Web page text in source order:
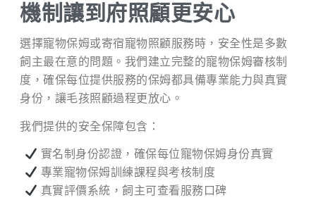
機制讓到府照顧更安心
選擇寵物保姆或寄宿寵物照顧服務時，安全性是多數
飼主最在意的問題。我們建立完整的寵物保姆審核制
度，確保每位提供服務的保姆都具備專業能力與真實
身份，讓毛孩照顧過程更放心。
我們提供的安全保障包含：
實名制身份認證，確保每位寵物保姆身份真實
專業寵物保姆訓練課程與考核制度
真實評價系統，飼主可查看服務口碑